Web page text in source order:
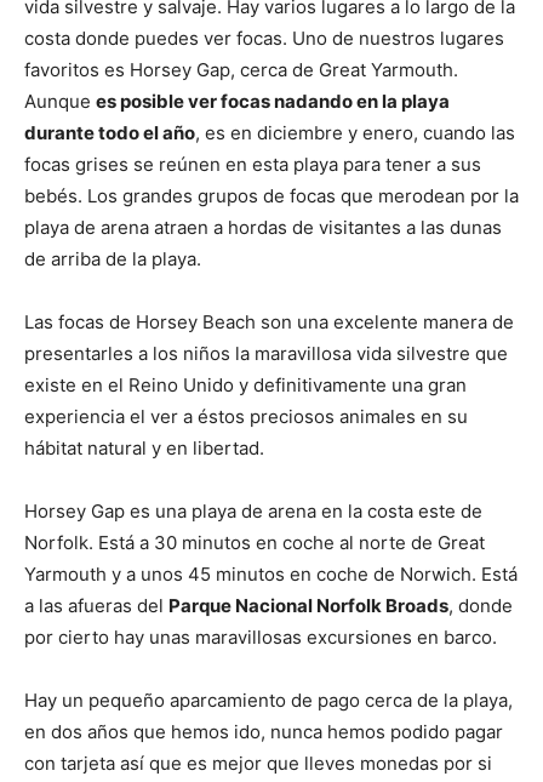
vida silvestre y salvaje. Hay varios lugares a lo largo de la
costa donde puedes ver focas. Uno de nuestros lugares
favoritos es Horsey Gap, cerca de Great Yarmouth.
Aunque es posible ver focas nadando en la playa
durante todo el año, es en diciembre y enero, cuando las
focas grises se reúnen en esta playa para tener a sus
bebés. Los grandes grupos de focas que merodean por la
playa de arena atraen a hordas de visitantes a las dunas
de arriba de la playa.
Las focas de Horsey Beach son una excelente manera de
presentarles a los niños la maravillosa vida silvestre que
existe en el Reino Unido y definitivamente una gran
experiencia el ver a éstos preciosos animales en su
hábitat natural y en libertad.
Horsey Gap es una playa de arena en la costa este de
Norfolk. Está a 30 minutos en coche al norte de Great
Yarmouth y a unos 45 minutos en coche de Norwich. Está
a las afueras del Parque Nacional Norfolk Broads, donde
por cierto hay unas maravillosas excursiones en barco.
Hay un pequeño aparcamiento de pago cerca de la playa,
en dos años que hemos ido, nunca hemos podido pagar
con tarjeta así que es mejor que lleves monedas por si